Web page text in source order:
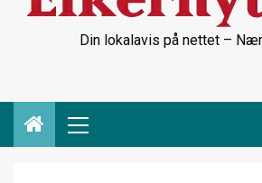
Din lokalavis på nettet –